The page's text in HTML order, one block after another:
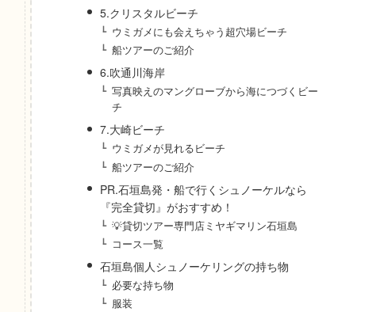
5.クリスタルビーチ
ウミガメにも会えちゃう超穴場ビーチ
船ツアーのご紹介
6.吹通川海岸
写真映えのマングローブから海につづくビー
チ
7.大崎ビーチ
ウミガメが見れるビーチ
船ツアーのご紹介
PR.石垣島発・船で行くシュノーケルなら
『完全貸切』がおすすめ！
💡貸切ツアー専門店ミヤギマリン石垣島
コース一覧
石垣島個人シュノーケリングの持ち物
必要な持ち物
服装